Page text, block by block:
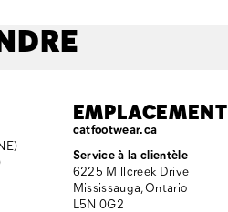
EMPLACEMENT
catfootwear.ca
Service à la clientèle
6225 Millcreek Drive
Mississauga, Ontario
L5N 0G2